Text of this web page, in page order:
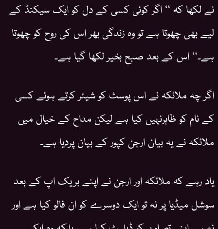
نے لکھا کہ “ اگر کوئی کسی کے دل کو ایک سیکنڈ کے
لیے بھی چھوتا ہے تو وہ زندگی بھر اس کی روح کو چھوتا
ہے۔“ اس کے بعد صبح بخیر لکھا گیا ہے۔
اگر چہ ملائکہ نے اس پوسٹ کو شیئر کرتے ہوئے کسی
کے نام کو ظاہرنہیں کیا ہے لیکن مداح کے خیال میں
ملائکہ نے یہ بیان ارجن کپور کے بیان پردیا ہے۔
یاد رہے کہ ملائکہ اور ارجن نے اپنے بریک اپ کے بعد
سوشل میڈیا پر نہ تو ایک دوسرے کو ان فالو کیا ہے اور